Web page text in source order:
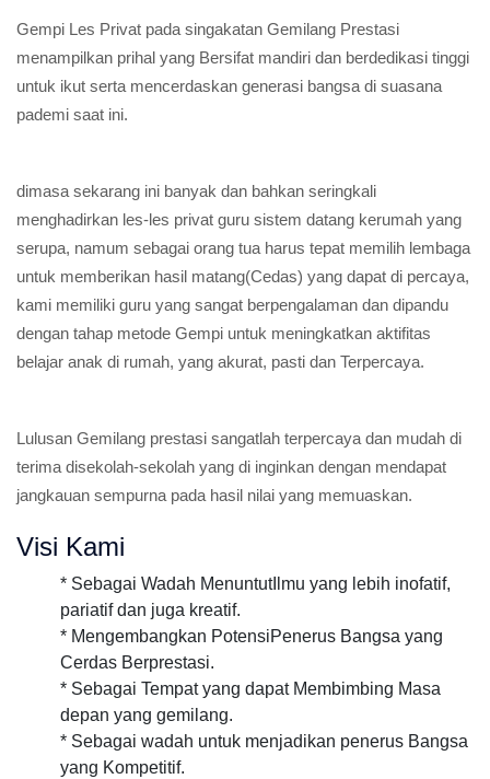
Gempi Les Privat pada singakatan Gemilang Prestasi
menampilkan prihal yang Bersifat mandiri dan berdedikasi tinggi
untuk ikut serta mencerdaskan generasi bangsa di suasana
pademi saat ini.
dimasa sekarang ini banyak dan bahkan seringkali
menghadirkan les-les privat guru sistem datang kerumah yang
serupa, namum sebagai orang tua harus tepat memilih lembaga
untuk memberikan hasil matang(Cedas) yang dapat di percaya,
kami memiliki guru yang sangat berpengalaman dan dipandu
dengan tahap metode Gempi untuk meningkatkan aktifitas
belajar anak di rumah, yang akurat, pasti dan Terpercaya.
Lulusan Gemilang prestasi sangatlah terpercaya dan mudah di
terima disekolah-sekolah yang di inginkan dengan mendapat
jangkauan sempurna pada hasil nilai yang memuaskan.
Visi Kami
* Sebagai Wadah MenuntutIlmu yang lebih inofatif,
pariatif dan juga kreatif.
* Mengembangkan PotensiPenerus Bangsa yang
Cerdas Berprestasi.
* Sebagai Tempat yang dapat Membimbing Masa
depan yang gemilang.
* Sebagai wadah untuk menjadikan penerus Bangsa
yang Kompetitif.